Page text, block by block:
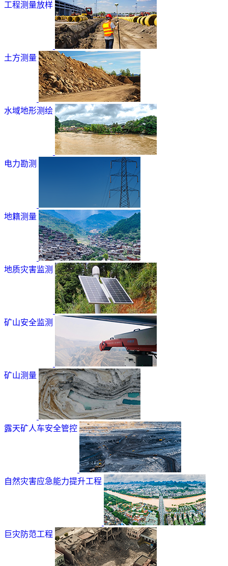
工程测量放样
土方测量
水域地形测绘
电力勘测
地籍测量
地质灾害监测
矿山安全监测
矿山测量
露天矿人车安全管控
自然灾害应急能力提升工程
巨灾防范工程